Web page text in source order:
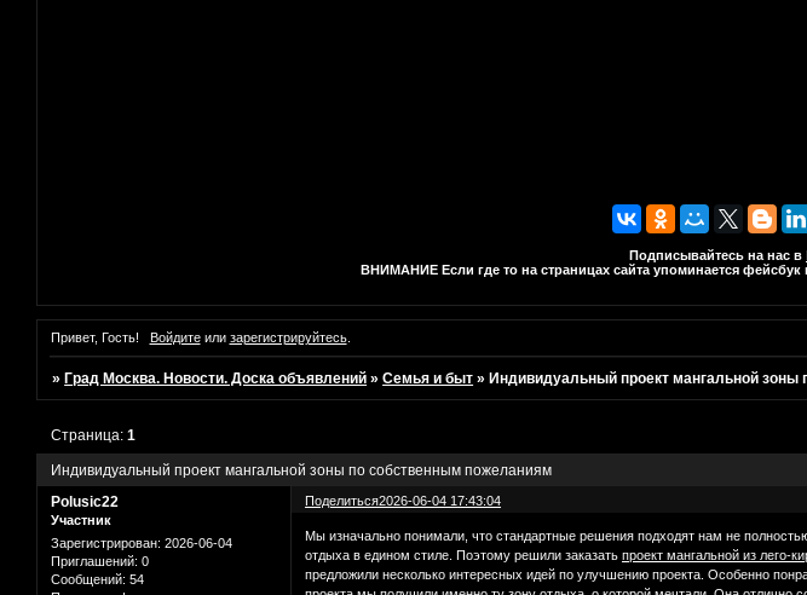
Подписывайтесь на нас в
ВНИМАНИЕ Если где то на страницах сайта упоминается фейсбук
Привет, Гость! Войдитеили зарегистрируйтесь.
» Град Москва. Новости. Доска объявлений »Семья и быт » Индивидуальный проект мангальной
Индивидуальный проект мангальной зоны по собственным пожеланиям
Страница:1
Поделиться2026-06-04 17:43:04
Polusic22
Участник
Зарегистрирован: 2026-06-04
Приглашений: 0
Сообщений: 54
Мы изначально понимали, что стандартные решения подходят нам не
отдыха в едином стиле. Поэтому решили заказатьпроект мангальной из лего-
предложили несколько интересных идей по улучшению проекта. Особенно